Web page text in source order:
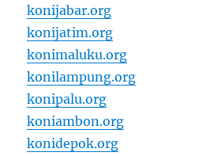
konijabar.org
konijatim.org
konimaluku.org
konilampung.org
konipalu.org
koniambon.org
konidepok.org